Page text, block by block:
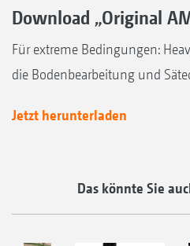
Download „Original
Für extreme Bedingungen:
die Bodenbearbeitung und
Jetzt herunterladen
Das könnte Sie